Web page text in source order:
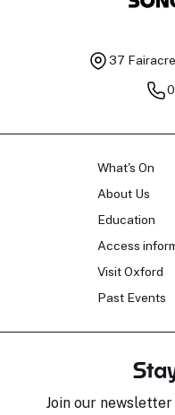
37
What's On
About Us
Education
Access
Visit Oxford
Past Events
Join our